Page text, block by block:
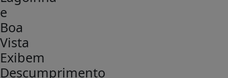
e
Boa
Vista
Exibem
Descumprimento